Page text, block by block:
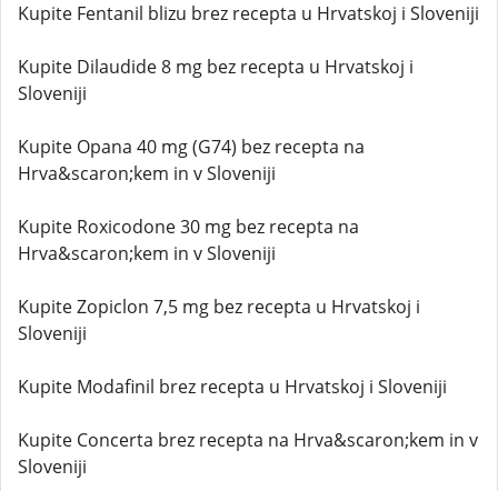
Kupite Fentanil blizu brez recepta u Hrvatskoj i Sloveniji
Kupite Dilaudide 8 mg bez recepta u Hrvatskoj i
Sloveniji
Kupite Opana 40 mg (G74) bez recepta na
Hrva&scaron;kem in v Sloveniji
Kupite Roxicodone 30 mg bez recepta na
Hrva&scaron;kem in v Sloveniji
Kupite Zopiclon 7,5 mg bez recepta u Hrvatskoj i
Sloveniji
Kupite Modafinil brez recepta u Hrvatskoj i Sloveniji
Kupite Concerta brez recepta na Hrva&scaron;kem in v
Sloveniji